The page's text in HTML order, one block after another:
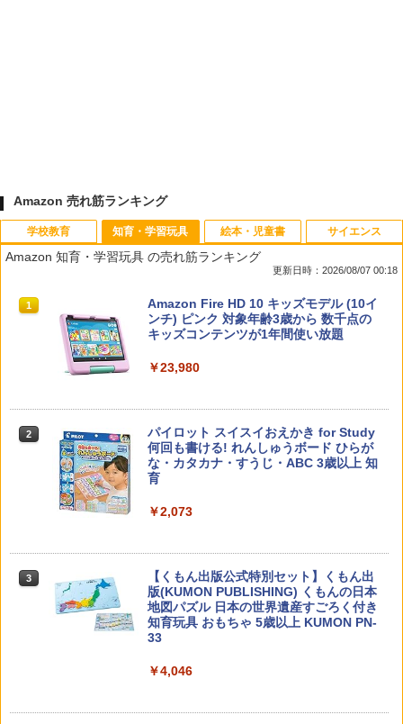
Amazon 売れ筋ランキング
学校教育
1 先生のためのGoogle AI完全攻略図鑑
￥-
2 子どもが変わる魔法の言葉
￥2,200
カウンセリングとは何か 変化するという
こと (講談社現代新書 2787)
￥1,540
知育・学習玩具
Amazon 知育・学習玩具 の売れ筋ランキング
更新日時：2026/08/07 00:18
1
Amazon Fire HD 10 キッズモデル (10イ
ンチ) ピンク 対象年齢3歳から 数千点の
キッズコンテンツが1年間使い放題
￥23,980
2
パイロット スイスイおえかき for Study
何回も書ける! れんしゅうボード ひらが
な・カタカナ・すうじ・ABC 3歳以上 知
育
￥2,073
3
【くもん出版公式特別セット】くもん出
版(KUMON PUBLISHING) くもんの日本
地図パズル 日本の世界遺産すごろく付き
知育玩具 おもちゃ 5歳以上 KUMON PN-
33
￥4,046
絵本・児童書 サイエンス